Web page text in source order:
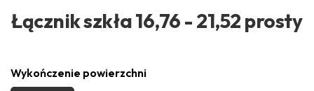
Łącznik szkła 16,76 - 21,52 prosty
Wykończenie powierzchni